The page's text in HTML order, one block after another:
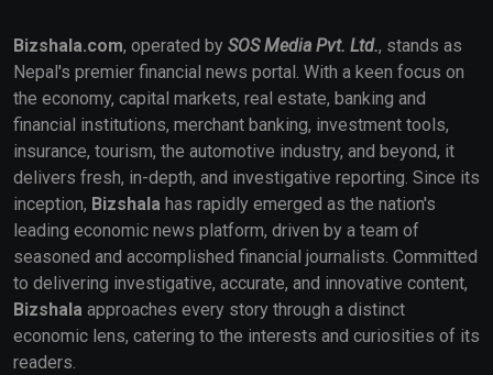
Bizshala.com, operated by SOS Media Pvt. Ltd., stands as
Nepal's premier financial news portal. With a keen focus on
the economy, capital markets, real estate, banking and
financial institutions, merchant banking, investment tools,
insurance, tourism, the automotive industry, and beyond, it
delivers fresh, in-depth, and investigative reporting. Since its
inception, Bizshala has rapidly emerged as the nation's
leading economic news platform, driven by a team of
seasoned and accomplished financial journalists. Committed
to delivering investigative, accurate, and innovative content,
Bizshala approaches every story through a distinct
economic lens, catering to the interests and curiosities of its
readers.